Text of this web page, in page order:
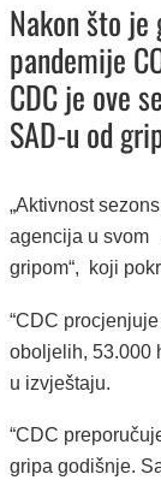
Nakon što
pandemije
CDC je ove
SAD-u od
„Aktivnost
agencija u svom
gripom“, koji
“CDC
oboljelih, 53.000
u izvještaju.
“CDC
gripa godišnje.